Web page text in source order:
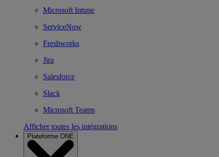
Microsoft Intune
ServiceNow
Freshworks
Jira
Salesforce
Slack
Microsoft Teams
Afficher toutes les intégrations
Plateforme ONE